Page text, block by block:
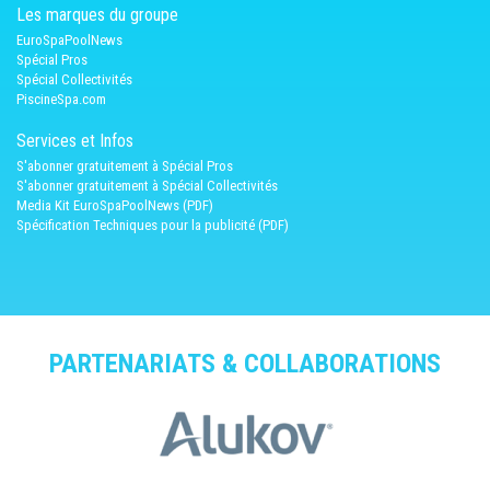
Les marques du groupe
EuroSpaPoolNews
Spécial Pros
Spécial Collectivités
PiscineSpa.com
Services et Infos
S'abonner gratuitement à Spécial Pros
S'abonner gratuitement à Spécial Collectivités
Media Kit EuroSpaPoolNews (PDF)
Spécification Techniques pour la publicité (PDF)
PARTENARIATS & COLLABORATIONS